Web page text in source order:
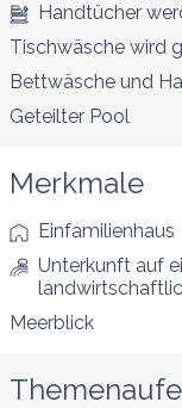
Handtücher
Tischwäsche wird
Bettwäsche und
Geteilter Pool
Merkmale
Einfamilienhaus
Unterkunft auf
Meerblick